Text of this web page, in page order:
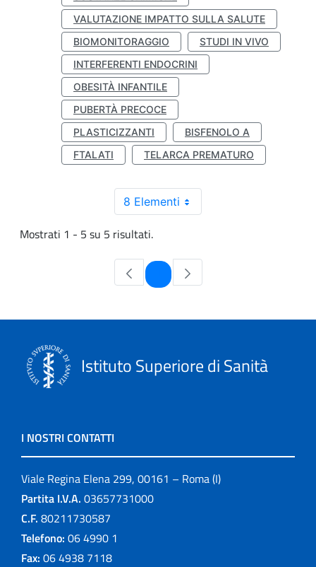
VALUTAZIONE IMPATTO SULLA SALUTE
BIOMONITORAGGIO
STUDI IN VIVO
INTERFERENTI ENDOCRINI
OBESITÀ INFANTILE
PUBERTÀ PRECOCE
PLASTICIZZANTI
BISFENOLO A
FTALATI
TELARCA PREMATURO
8 Elementi
Mostrati 1 - 5 su 5 risultati.
Pagina
Istituto Superiore di Sanità
I NOSTRI CONTATTI
Viale Regina Elena 299, 00161 – Roma (I)
Partita I.V.A. 03657731000
C.F. 80211730587
Telefono: 06 4990 1
Fax: 06 4938 7118